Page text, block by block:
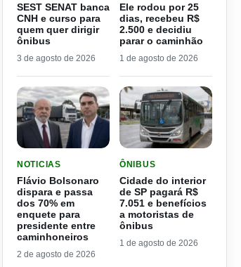
SEST SENAT banca
CNH e curso para
quem quer dirigir
ônibus
3 de agosto de 2026
Ele rodou por 25
dias, recebeu R$
2.500 e decidiu
parar o caminhão
1 de agosto de 2026
NOTICIAS
Flávio Bolsonaro
dispara e passa
dos 70% em
enquete para
presidente entre
caminhoneiros
2 de agosto de 2026
ÔNIBUS
Cidade do interior
de SP pagará R$
7.051 e benefícios
a motoristas de
ônibus
1 de agosto de 2026